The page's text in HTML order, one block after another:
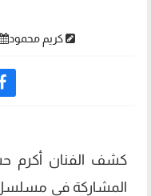
كريم محمود
كشف الفنان أكرم
المشاركة في مسلسل